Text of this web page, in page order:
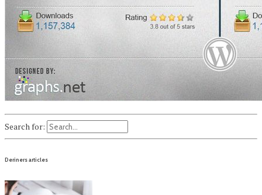
Search for:
Deriners articles